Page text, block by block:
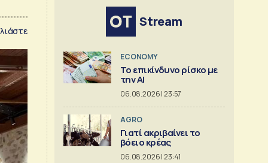
Stream
ECONOMY
Το επικίνδυνο ρίσκο με
την ΑΙ
06.08.2026 | 23:57
AGRO
Γιατί ακριβαίνει το
βόειο κρέας
06.08.2026 | 23:41